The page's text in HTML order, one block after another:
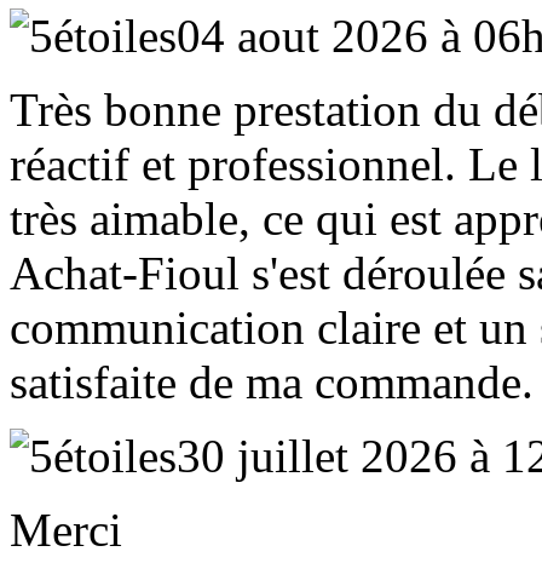
04 aout 2026 à
Très bonne prestation du
réactif et professionnel.
très aimable, ce qui est
Achat‑Fioul s'est déroulée
communication claire et
satisfaite de ma commande.
30 juillet 2026 à
Merci